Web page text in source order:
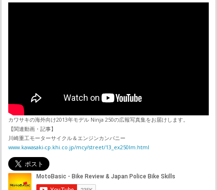
カワサキの海外向け2013年モデル Ninja 250の広報写真集をお届けします。
【関連動画・記事】
川崎重工モーターサイクル＆エンジンカンパニー
www.kawasaki-cp.khi.co.jp/mcy/street/13_ex250lm.html